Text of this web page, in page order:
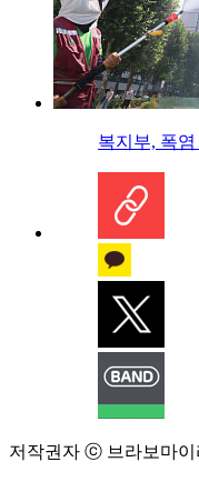
복지부, 폭
저작권자 ⓒ 브라보마이